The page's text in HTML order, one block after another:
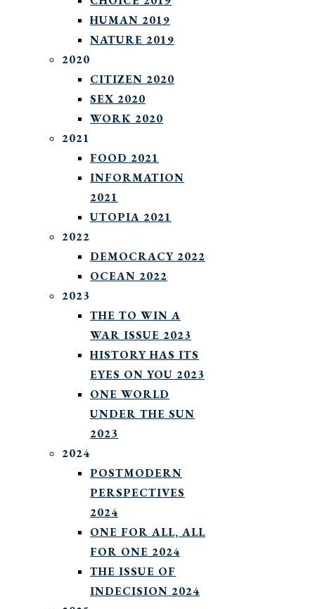
HUMAN 2019
NATURE 2019
2020
CITIZEN 2020
SEX 2020
WORK 2020
2021
FOOD 2021
INFORMATION
2021
UTOPIA 2021
2022
DEMOCRACY 2022
OCEAN 2022
2023
THE TO WIN A
WAR ISSUE 2023
HISTORY HAS ITS
EYES ON YOU 2023
ONE WORLD
UNDER THE SUN
2023
2024
POSTMODERN
PERSPECTIVES
2024
ONE FOR ALL, ALL
FOR ONE 2024
THE ISSUE OF
INDECISION 2024